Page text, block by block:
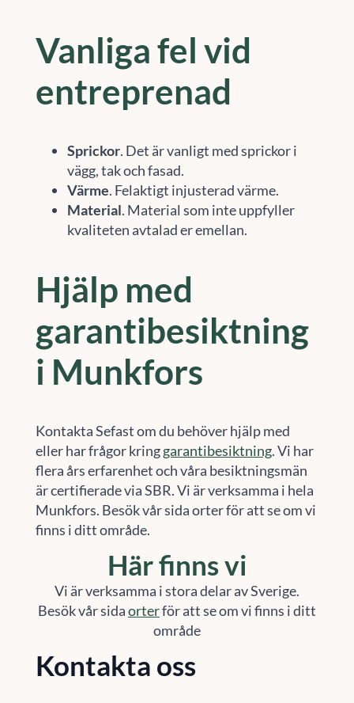
Vanliga fel vid
entreprenad
Sprickor. Det är vanligt med sprickor i
vägg, tak och fasad.
Värme. Felaktigt injusterad värme.
Material. Material som inte uppfyller
kvaliteten avtalad er emellan.
Hjälp med
garantibesiktning
i Munkfors
Kontakta Sefast om du behöver hjälp med
eller har frågor kringgarantibesiktning. Vi har
flera års erfarenhet och våra besiktningsmän
är certifierade via SBR. Vi är verksamma i hela
Munkfors. Besök vår sida orter för att se om vi
finns i ditt område.
Här finns vi
Vi är verksamma i stora delar av Sverige.
Besök vår sidaorterför att se om vi finns i ditt
område
Kontakta oss